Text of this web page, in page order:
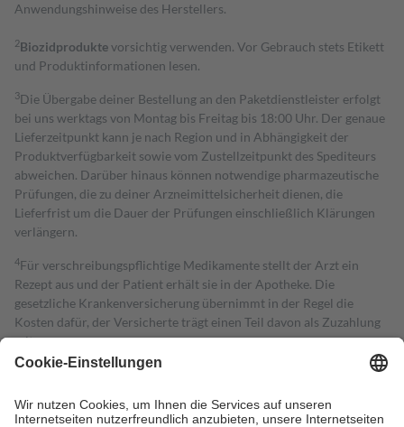
Anwendungshinweise des Herstellers.
2Biozidproduktevorsichtig verwenden. Vor Gebrauch stets Etikett
und Produktinformationen lesen.
3Die Übergabe deiner Bestellung an den Paketdienstleister erfolgt
bei uns werktags von Montag bis Freitag bis 18:00 Uhr. Der genaue
Lieferzeitpunkt kann je nach Region und in Abhängigkeit der
Produktverfügbarkeit sowie vom Zustellzeitpunkt des Spediteurs
abweichen. Darüber hinaus können notwendige pharmazeutische
Prüfungen, die zu deiner Arzneimittelsicherheit dienen, die
Lieferfrist um die Dauer der Prüfungen einschließlich Klärungen
verlängern.
4Für verschreibungspflichtige Medikamente stellt der Arzt ein
Rezept aus und der Patient erhält sie in der Apotheke. Die
gesetzliche Krankenversicherung übernimmt in der Regel die
Kosten dafür, der Versicherte trägt einen Teil davon als Zuzahlung
mit.
Grundsätzlich leisten Mitglieder Zuzahlungen in Höhe von zehn
höchstens zehn Euro.
Es sind jedoch nie mehr als die tatsächlichen
Kosten der Leistung zu entrichten.